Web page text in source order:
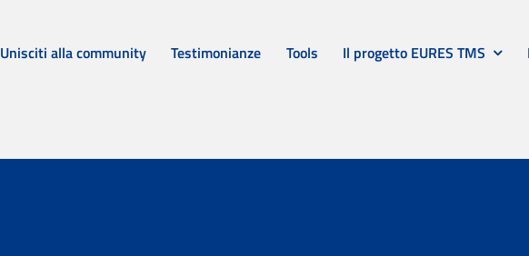
Unisciti alla community Testimonianze Tools Il progetto EURES TMS